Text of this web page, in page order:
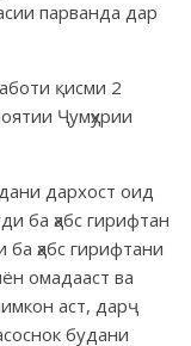
парванда дар
қисми 2
Ҷумҳурии
дархост оид
ба ҳабс гирифтан
ба ҳабс гирифтани
омадааст ва
аст, дарҷ
будани